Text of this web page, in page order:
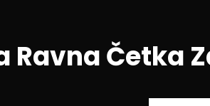
Ravna Četka